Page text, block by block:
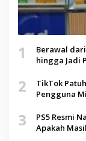
1
Berawal
hingga Jadi
2
TikTok
Pengguna
3
PS5 Resmi
Apakah